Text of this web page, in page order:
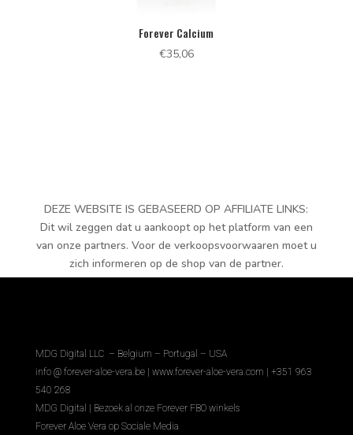
Forever Calcium
€35,06
DEZE WEBSITE IS GEBASEERD OP AFFILIATE LINKS:
Dit wil zeggen dat u aankoopt op het platform van een
van onze partners. Voor de verkoopsvoorwaaren moet u
zich informeren op de shop van de partner.
MDG Digital LLC – Belgium – Portugal – USA
info @ forever-aloe-vera.be | www.forever-aloe-vera.com | +351 963
540 268
MDG Digital | Bezoek al onze Forever FBO winkels
Forever Aloe Vera op Sociale Media